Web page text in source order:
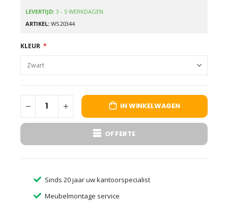
LEVERTIJD: 3 - 5 WERKDAGEN
ARTIKEL WS20344
KLEUR
IN WINKELWAGEN
OFFERTE
Sinds 20 jaar uw kantoorspecialist
Meubelmontage service